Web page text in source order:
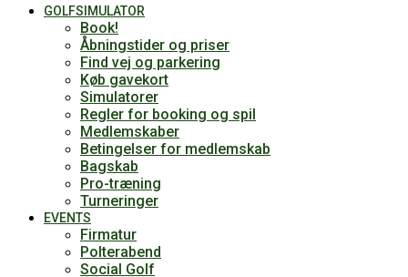
GOLFSIMULATOR
Book!
Åbningstider og priser
Find vej og parkering
Køb gavekort
Simulatorer
Regler for booking og spil
Medlemskaber
Betingelser for medlemskab
Bagskab
Pro-træning
Turneringer
EVENTS
Firmatur
Polterabend
Social Golf